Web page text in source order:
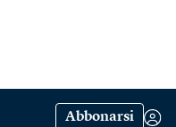
Abbonarsi